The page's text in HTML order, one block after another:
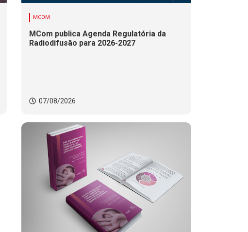
MCOM
MCom publica Agenda Regulatória da
Radiodifusão para 2026-2027
07/08/2026